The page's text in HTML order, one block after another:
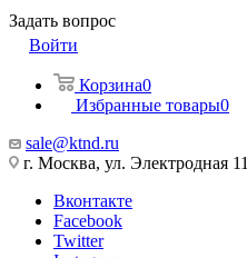
Задать вопрос
Войти
Корзина0
Избранные товары0
sale@ktnd.ru
г. Москва, ул. Электродная 11
Вконтакте
Facebook
Twitter